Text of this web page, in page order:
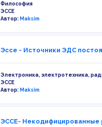
Философия
ЭССЕ
Автор:Maksim
Эссе - Источники ЭДС
Электроника, электротехника,
ЭССЕ
Автор:Maksim
ЭССЕ- Некодифицированные